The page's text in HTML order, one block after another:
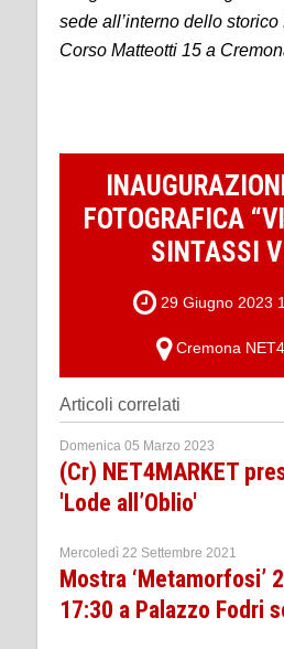
sede all’interno dello
Corso Matteotti 15 a
FOTOGRAFICA
SINTASSI
29 Giugno 2023
Cremona
Articoli correlati
Domenica 05 Marzo 2023
(Cr) NET4MARKET
'Lode all’Oblio'
Mercoledì 22 Settembre 2021
Mostra ‘Metamorfosi’
17:30 a Palazzo Fodri